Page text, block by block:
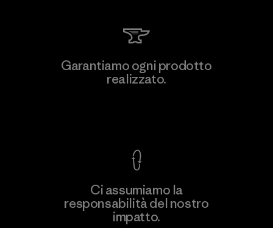
Scopri di più
Ceylon Knit Trend (Pvt) Ltd. -
Eheliyagoda
Garantiamo ogni prodotto
realizzato.
Ci assumiamo la
responsabilità del nostro
impatto.